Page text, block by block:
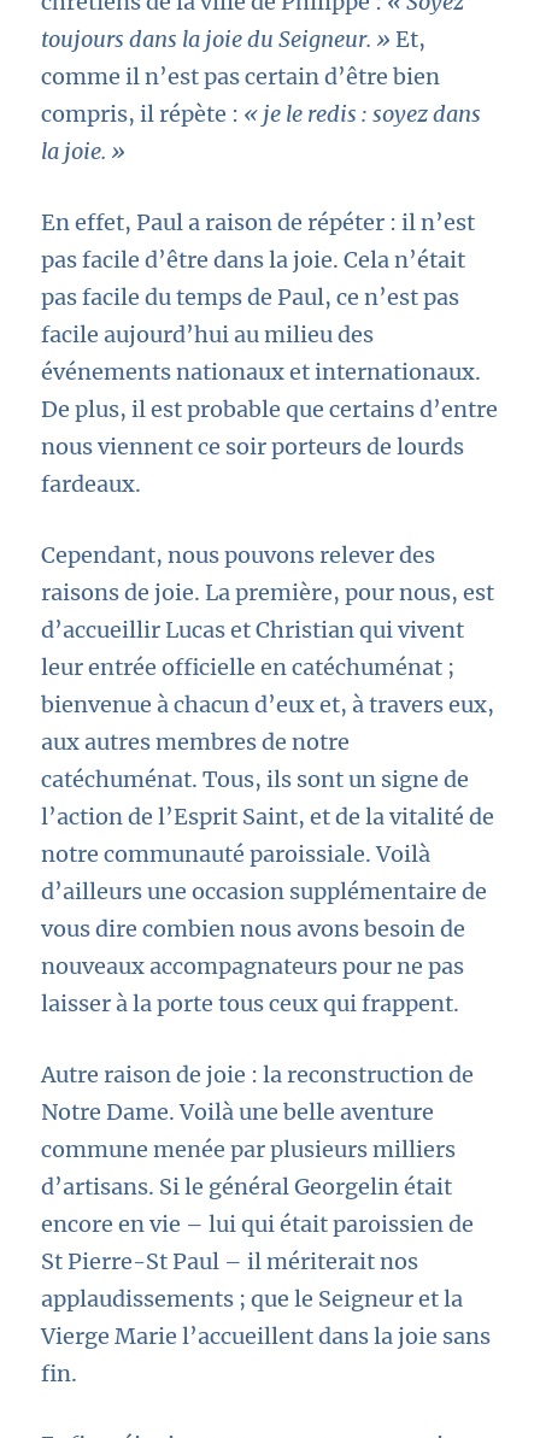
toujours dans la joie du Seigneur. » Et,
comme il n’est pas certain d’être bien
compris, il répète : « je le redis : soyez dans
la joie. »
En effet, Paul a raison de répéter : il n’est
pas facile d’être dans la joie. Cela n’était
pas facile du temps de Paul, ce n’est pas
facile aujourd’hui au milieu des
événements nationaux et internationaux.
De plus, il est probable que certains d’entre
nous viennent ce soir porteurs de lourds
fardeaux.
Cependant, nous pouvons relever des
raisons de joie. La première, pour nous, est
d’accueillir Lucas et Christian qui vivent
leur entrée officielle en catéchuménat ;
bienvenue à chacun d’eux et, à travers eux,
aux autres membres de notre
catéchuménat. Tous, ils sont un signe de
l’action de l’Esprit Saint, et de la vitalité de
notre communauté paroissiale. Voilà
d’ailleurs une occasion supplémentaire de
vous dire combien nous avons besoin de
nouveaux accompagnateurs pour ne pas
laisser à la porte tous ceux qui frappent.
Autre raison de joie : la reconstruction de
Notre Dame. Voilà une belle aventure
commune menée par plusieurs milliers
d’artisans. Si le général Georgelin était
encore en vie – lui qui était paroissien de
St Pierre-St Paul – il mériterait nos
applaudissements ; que le Seigneur et la
Vierge Marie l’accueillent dans la joie sans
fin.